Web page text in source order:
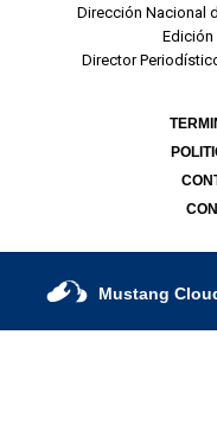
Dirección Nacional
Edición
Director
Mustang